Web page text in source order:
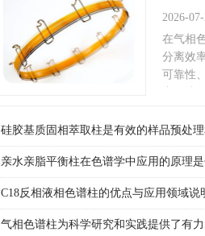
2026-
在气相
分离效
可靠性
硅胶基质固相萃取柱是有效的样品预处
亲水亲脂平衡柱在色谱学中应用的原理是
C18反相液相色谱柱的优点与应用领域说
气相色谱柱为科学研究和实践提供了有